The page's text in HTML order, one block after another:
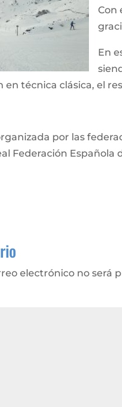
Con
En
en técnica clásica, el
por las
Federación Española
electrónico no será